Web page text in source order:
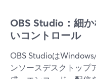
OBS Studio：細
いコントロール
OBS Studioは
ンソースデスクトップ